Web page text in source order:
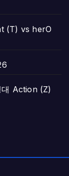
(T) vs herO
대 Action (Z)